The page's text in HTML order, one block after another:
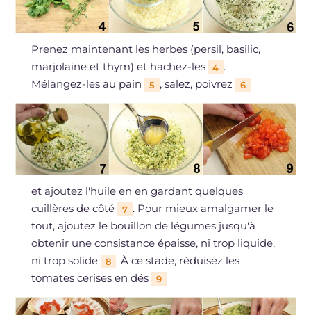
Prenez maintenant les herbes (persil, basilic,
marjolaine et thym) et hachez-les
4 .
Mélangez-les au pain
5 , salez, poivrez 6
et ajoutez l'huile en en gardant quelques
cuillères de côté
7 . Pour mieux amalgamer le
tout, ajoutez le bouillon de légumes jusqu'à
obtenir une consistance épaisse, ni trop liquide,
ni trop solide
8 . À ce stade, réduisez les
tomates cerises en dés
9